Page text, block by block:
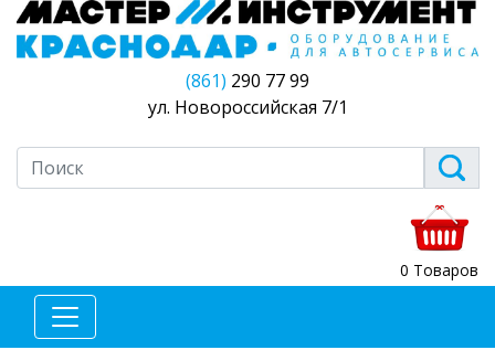
(861) 290 77 99
ул. Новороссийская 7/1
0 Товаров